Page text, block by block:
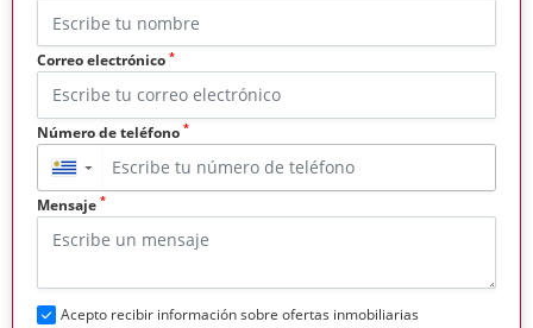
Correo electrónico *
Número de teléfono *
▼
Mensaje *
Acepto recibir información sobre ofertas inmobiliarias